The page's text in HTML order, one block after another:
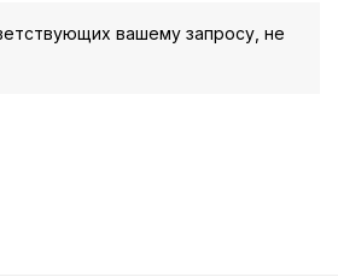
вашему запросу, не